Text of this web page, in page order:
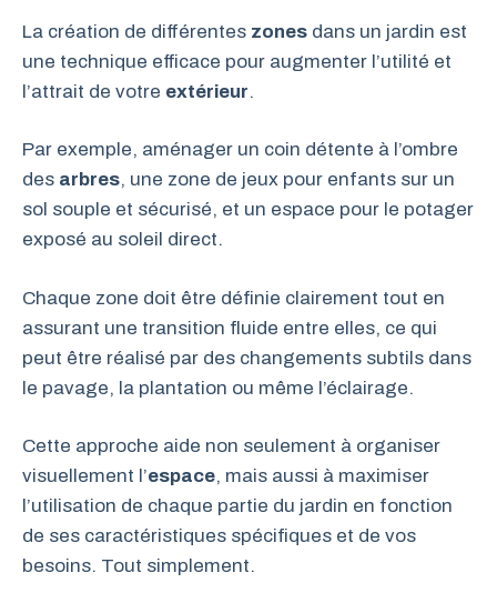
La création de différentes zones dans un jardin est
une technique efficace pour augmenter l’utilité et
l’attrait de votre extérieur.
Par exemple, aménager un coin détente à l’ombre
des arbres, une zone de jeux pour enfants sur un
sol souple et sécurisé, et un espace pour le potager
exposé au soleil direct.
Chaque zone doit être définie clairement tout en
assurant une transition fluide entre elles, ce qui
peut être réalisé par des changements subtils dans
le pavage, la plantation ou même l’éclairage.
Cette approche aide non seulement à organiser
visuellement l’espace, mais aussi à maximiser
l’utilisation de chaque partie du jardin en fonction
de ses caractéristiques spécifiques et de vos
besoins. Tout simplement.